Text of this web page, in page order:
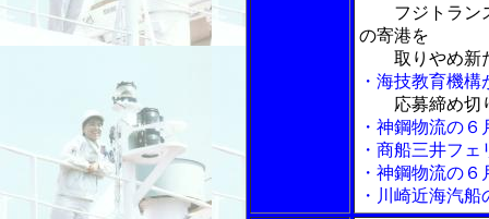
フジトラン
の寄港を
取りやめ新
・海技教育機
応募締め切
・神鋼物流の
・商船三井フ
・神鋼物流の
・川崎近海汽